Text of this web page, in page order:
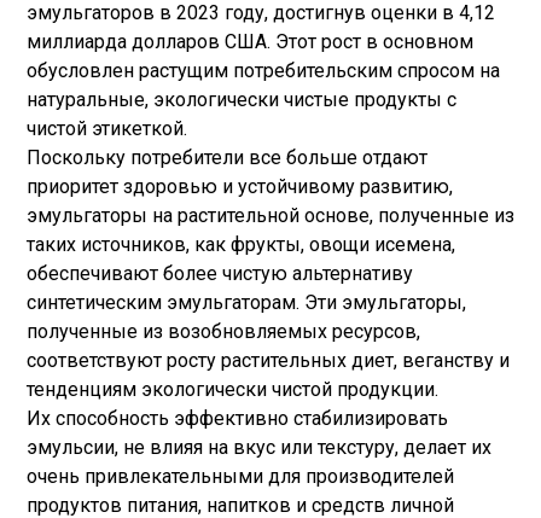
эмульгаторов в 2023 году, достигнув оценки в 4,12
миллиарда долларов США. Этот рост в основном
обусловлен растущим потребительским спросом на
натуральные, экологически чистые продукты с
чистой этикеткой.
Поскольку потребители все больше отдают
приоритет здоровью и устойчивому развитию,
эмульгаторы на растительной основе, полученные из
таких источников, как фрукты, овощи исемена,
обеспечивают более чистую альтернативу
синтетическим эмульгаторам. Эти эмульгаторы,
полученные из возобновляемых ресурсов,
соответствуют росту растительных диет, веганству и
тенденциям экологически чистой продукции.
Их способность эффективно стабилизировать
эмульсии, не влияя на вкус или текстуру, делает их
очень привлекательными для производителей
продуктов питания, напитков и средств личной